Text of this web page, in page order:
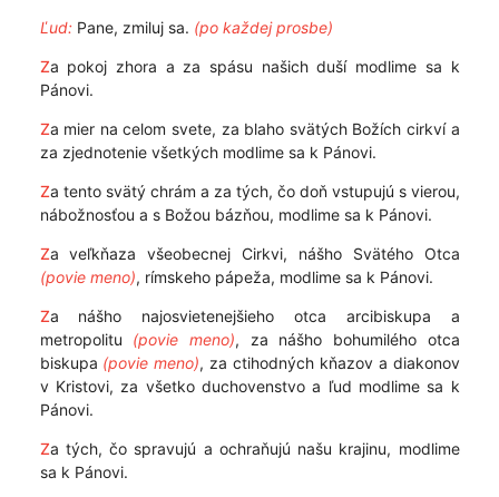
Ľud:Pane, zmiluj sa. (po každej prosbe)
Za pokoj zhora a za spásu našich duší modlime sa k
Pánovi.
Za mier na celom svete, za blaho svätých Božích cirkví a
za zjednotenie všetkých modlime sa k Pánovi.
Za tento svätý chrám a za tých, čo doň vstupujú s vierou,
nábožnosťou a s Božou bázňou, modlime sa k Pánovi.
Za veľkňaza všeobecnej Cirkvi, nášho Svätého Otca
(povie meno), rímskeho pápeža, modlime sa k Pánovi.
Za nášho najosvietenejšieho otca arcibiskupa a
metropolitu (povie meno), za nášho bohumilého otca
biskupa (povie meno), za ctihodných kňazov a diakonov
v Kristovi, za všetko duchovenstvo a ľud modlime sa k
Pánovi.
Za tých, čo spravujú a ochraňujú našu krajinu, modlime
sa k Pánovi.